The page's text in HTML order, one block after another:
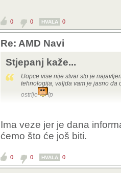
0 0 HVALA 0
Re: AMD Navi
Stjepanj kaže...
Uopce vise nije stvar sto je
tehnologija, valjda vam je jasno da
ostrije
lp
Ima veze jer je dana
ćemo što će još biti.
0 0 HVALA 0